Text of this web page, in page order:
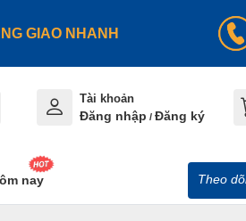
GIAO NHANH
Tài khoản
Đăng nhập / Đăng ký
nay Theo